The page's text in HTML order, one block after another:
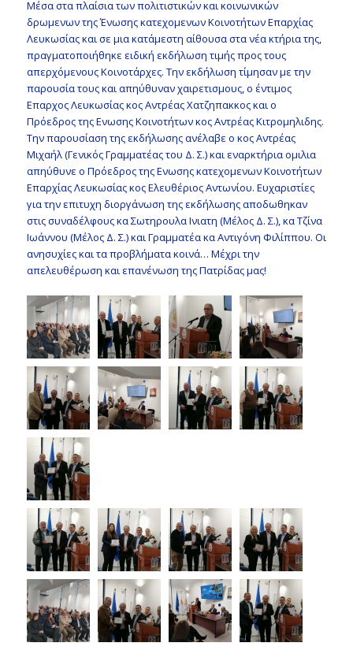
Μέσα στα πλαίσια των πολιτιστικών και κοινωνικών
δρωμενων της Ένωσης κατεχομενων Κοινοτήτων Επαρχίας
Λευκωσίας και σε μια κατάμεστη αίθουσα στα νέα κτήρια της,
πραγματοποιήθηκε ειδική εκδήλωση τιμής προς τους
απερχόμενους Κοινοτάρχες. Την εκδήλωση τίμησαν με την
παρουσία τους και απηύθυναν χαιρετισμους, ο έντιμος
Επαρχος Λευκωσίας κος Αντρέας Χατζηπακκος και ο
Πρόεδρος της Ενωσης Κοινοτήτων κος Αντρέας Κιτρομηλιδης.
Την παρουσίαση της εκδήλωσης ανέλαβε ο κος Αντρέας
Μιχαήλ (Γενικός Γραμματέας του Δ. Σ.) και εναρκτήρια ομιλια
απηύθυνε ο Πρόεδρος της Ενωσης κατεχομενων Κοινοτήτων
Επαρχίας Λευκωσίας κος Ελευθέριος Αντωνίου. Ευχαριστίες
για την επιτυχη διοργάνωση της εκδήλωσης αποδωθηκαν
στις συναδέλφους κα Σωτηρουλα Ινιατη (Μέλος Δ. Σ.), κα Τζίνα
Ιωάννου (Μέλος Δ. Σ.) και Γραμματέα κα Αντιγόνη Φιλίππου. Οι
ανησυχίες και τα προβλήματα κοινά… Μέχρι την
απελευθέρωση και επανένωση της Πατρίδας μας!